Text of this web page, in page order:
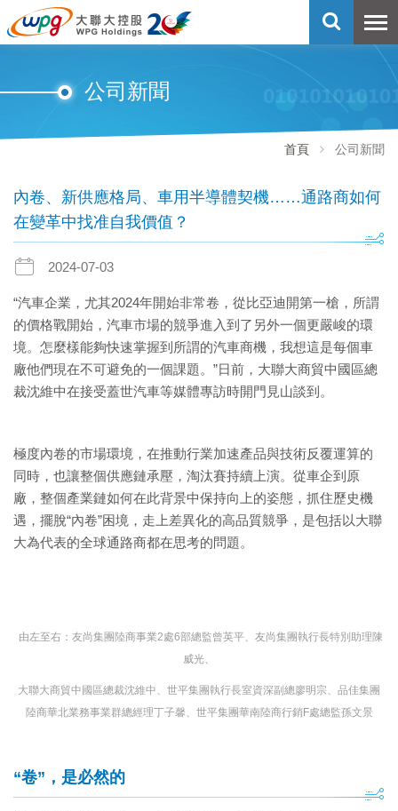
公司新聞
首頁 公司新聞
內卷、新供應格局、車用半導體契機……通路商如何
在變革中找准自我價值？
2024-07-03
“汽車企業，尤其2024年開始非常卷，從比亞迪開第一槍，所謂
的價格戰開始，汽車市場的競爭進入到了另外一個更嚴峻的環
境。怎麼樣能夠快速掌握到所謂的汽車商機，我想這是每個車
廠他們現在不可避免的一個課題。”日前，大聯大商貿中國區總
裁沈維中在接受蓋世汽車等媒體專訪時開門見山談到。
極度內卷的市場環境，在推動行業加速產品與技術反覆運算的
同時，也讓整個供應鏈承壓，淘汰賽持續上演。從車企到原
廠，整個產業鏈如何在此背景中保持向上的姿態，抓住歷史機
遇，擺脫“內卷”困境，走上差異化的高品質競爭，是包括以大聯
大為代表的全球通路商都在思考的問題。
由左至右：友尚集團陸商事業2處6部總監曾英平、友尚集團執行長特別助理陳
威光、
大聯大商貿中國區總裁沈維中、世平集團執行長室資深副總廖明宗、品佳集團
陸商華北業務事業群總經理丁子馨、世平集團華南陸商行銷F處總監孫文景
“卷”，是必然的